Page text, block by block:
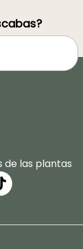
de las plantas